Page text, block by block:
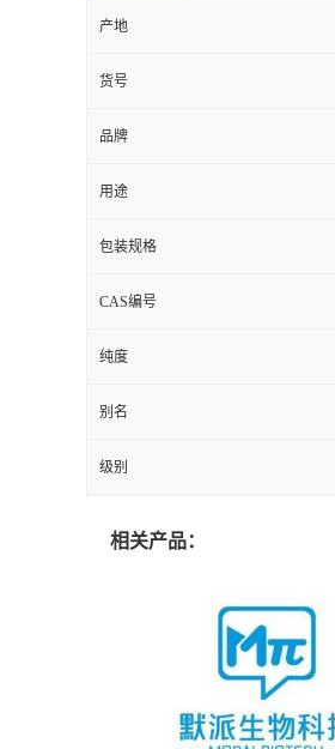
产地
货号
品牌
用途
包装规格
CAS编号
纯度
别名
级别
相关产品：